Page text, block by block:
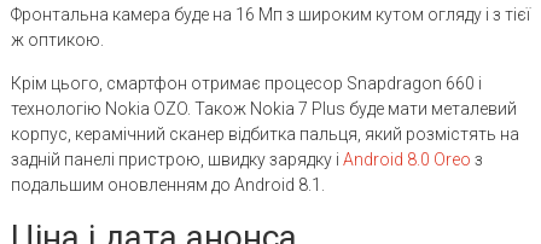
Фронтальна камера буде на 16 Мп з широким кутом огляду і з тієї
ж оптикою.
Крім цього, смартфон отримає процесор Snapdragon 660 і
технологію Nokia OZO. Також Nokia 7 Plus буде мати металевий
корпус, керамічний сканер відбитка пальця, який розмістять на
задній панелі пристрою, швидку зарядку і Android 8.0 Oreo з
подальшим оновленням до Android 8.1.